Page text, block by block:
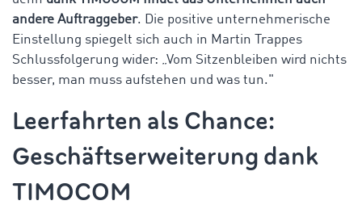
andere Auftraggeber. Die positive unternehmerische
Einstellung spiegelt sich auch in Martin Trappes
Schlussfolgerung wider: „Vom Sitzenbleiben wird nichts
besser, man muss aufstehen und was tun."
Leerfahrten als Chance:
Geschäftserweiterung dank
TIMOCOM